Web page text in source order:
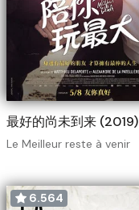
最好的尚未到来 (2019)
Le Meilleur reste à venir
6.564